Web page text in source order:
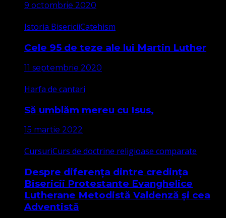
9 octombrie 2020
Istoria BisericiiCatehism
Cele 95 de teze ale lui Martin Luther
11 septembrie 2020
Harfa de cantari
Să umblăm mereu cu Isus,
15 martie 2022
CursuriCurs de doctrine religioase comparate
Despre diferența dintre credința
Bisericii Protestante Evanghelice
Lutherane Metodistă Valdenză și cea
Adventistă